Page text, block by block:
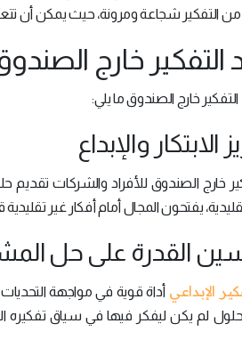
من التفكير شجاعة ومرونة، حيث يمكن أن
التفكير خارج
خارج الصندوق ما يلي:
خارج الصندوق للأفراد والشركات تقديم
يفتحون المجال أمام أفكار غير
الإبداعي أداة قوية في مواجهة
لم يكن ليفكر فيها في سياق تفكيره